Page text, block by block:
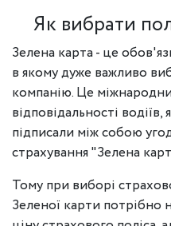
Як вибрати
Зелена карта - це
в якому дуже важливо
компанію. Це
відповідальності
підписали між собою
страхування "Зелена
Тому при виборі
Зеленої карти потрібно